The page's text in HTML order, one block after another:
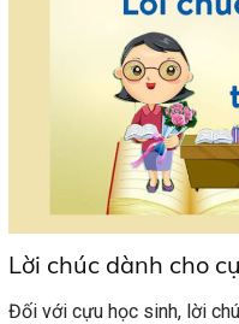
Lời chúc dành cho
Đối với cựu học sinh, lời